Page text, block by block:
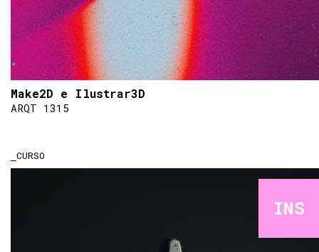
Make2D e Ilustrar3D
ARQT 1315
CURSO
INS